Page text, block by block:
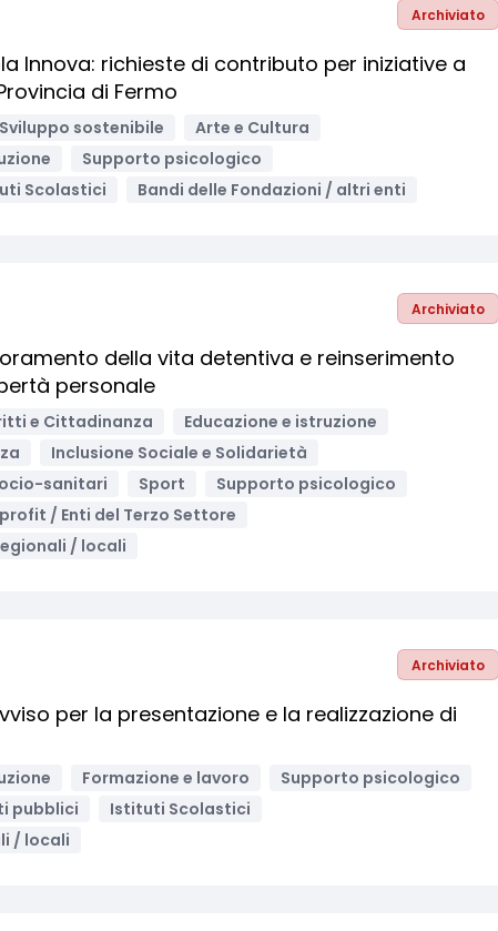
Archiviato
Innova: richieste di contributo per iniziative a
di Fermo
sostenibile
Arte e Cultura
Supporto psicologico
Scolastici Bandi delle Fondazioni / altri enti
Archiviato
della vita detentiva e reinserimento
personale
e Cittadinanza
Educazione e istruzione
Inclusione Sociale e Solidarietà
sanitari Sport
Supporto psicologico
/ Enti del Terzo Settore
/ locali
Archiviato
per la presentazione e la realizzazione di
Formazione e lavoro
Supporto psicologico
pubblici
Istituti Scolastici
/ locali